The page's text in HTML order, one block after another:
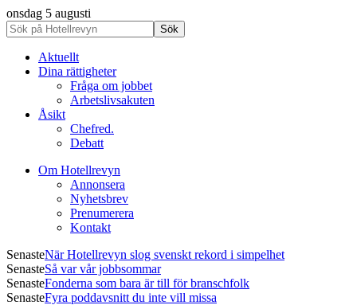
onsdag 5 augusti
Aktuellt
Dina rättigheter
Fråga om jobbet
Arbetslivsakuten
Åsikt
Chefred.
Debatt
Om Hotellrevyn
Annonsera
Nyhetsbrev
Prenumerera
Kontakt
SenasteNär Hotellrevyn slog svenskt rekord i simpelhet
SenasteSå var vår jobbsommar
SenasteFonderna som bara är till för branschfolk
SenasteFyra poddavsnitt du inte vill missa